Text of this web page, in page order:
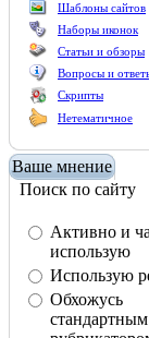
Шаблоны сайтов
Наборы иконок
Статьи и обзоры
Вопросы и
Скрипты
Нетематичное
Ваше мнение
Поиск по сайту
Активно и
использую
Использую
Обхожусь
стандартным